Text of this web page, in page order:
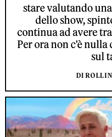
stare valutando
dello show,
continua ad avere
Per ora non c'è
sul
DI